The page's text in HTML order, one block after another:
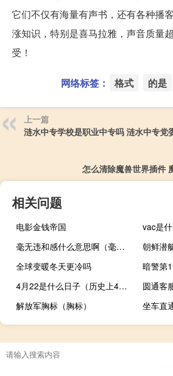
它们不仅有海量有声书，还有各种播
涨知识，特别是喜马拉雅，声音质量
受！
网络标签： 格式 的是
上一篇
涟水中专学校是职业中专吗 涟水中专党
怎么清除魔兽世界插件
相关问题
电影金钱帝国
vac是
毫无违和感什么意思啊（毫无违和感什么意思）
朝鲜潜
全球变暖冬天更冷吗
4月22是什么日子（历史上4月22日的大事件）
解放军胸标（胸标）